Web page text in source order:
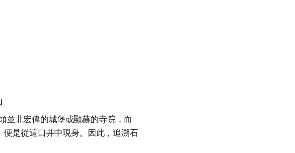
並非宏偉的城堡或顯赫的寺院，而
便是從這口井中現身。因此，追溯石